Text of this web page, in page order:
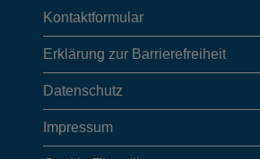
der
Kontaktformular
Erklärung zur Barrierefreiheit
Datenschutz
Impressum